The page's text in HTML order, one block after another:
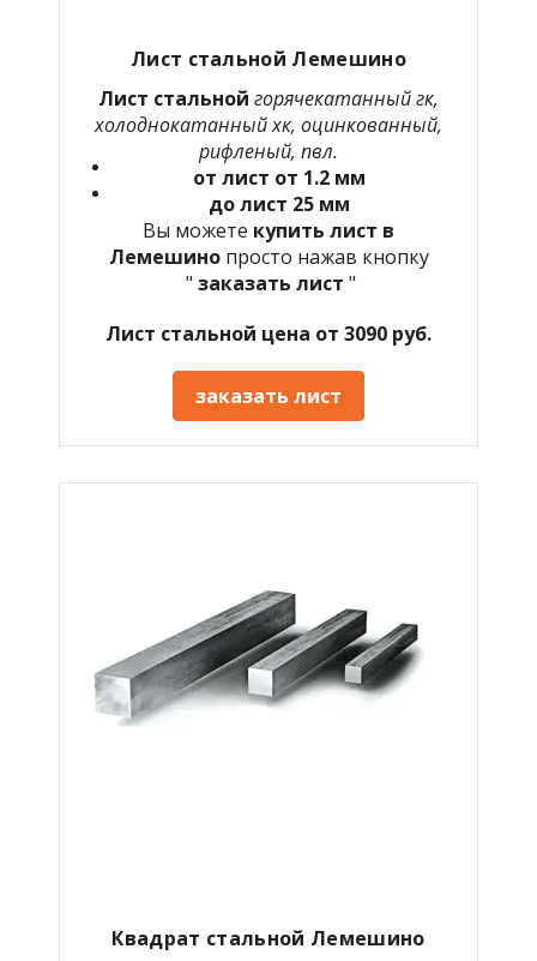
Лист стальной Лемешино
Лист стальной горячекатанный гк,
холоднокатанный хк, оцинкованный,
рифленый, пвл.
от лист от 1.2 мм
до лист 25 мм
Вы можете купить лист в
Лемешино просто нажав кнопку
" заказать лист "
Лист стальной цена от 3090 руб.
заказать лист
Квадрат стальной Лемешино